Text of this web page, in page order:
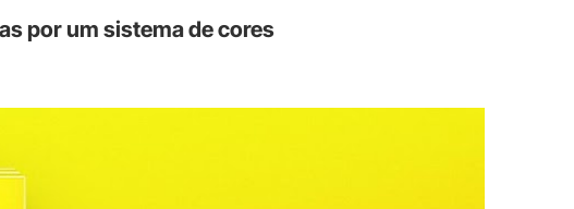
por um sistema de cores